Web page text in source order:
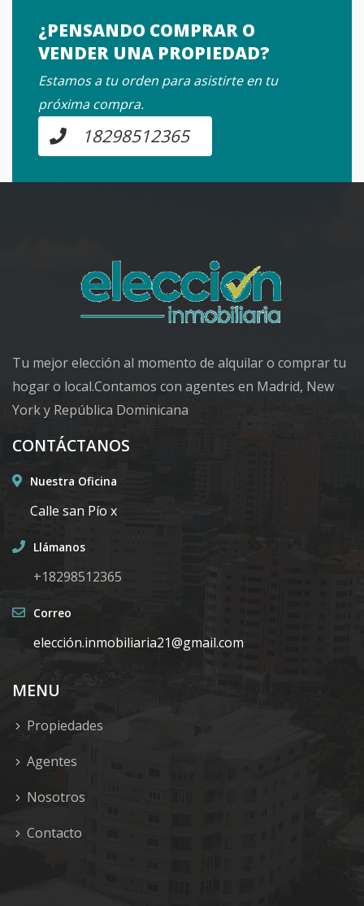
¿PENSANDO COMPRAR O
VENDER UNA PROPIEDAD?
Estamos a tu orden para asistirte en tu
próxima compra.
18298512365
Tu mejor elección al momento de alquilar o comprar tu
hogar o local.Contamos con agentes en Madrid, New
York y República Dominicana
CONTÁCTANOS
Nuestra Oficina
Calle san Pío x
Llámanos
+18298512365
Correo
elección.inmobiliaria21@gmail.com
MENU
Propiedades
Agentes
Nosotros
Contacto